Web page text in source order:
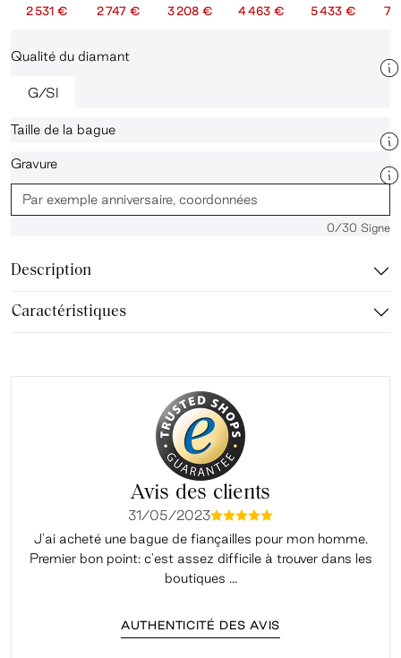
2 531 € 2 747 €
3 208 €
4 463 €
5 433 €
7
Qualité du diamant
G/SI
Taille de la bague
Gravure
0/30 Signe
Description
Caractéristiques
Avis des clients
31/05/2023mmmmm
J'ai acheté une bague de fiançailles pour mon homme.
Premier bon point: c'est assez difficile à trouver dans les
boutiques ...
AUTHENTICITÉ DES AVIS